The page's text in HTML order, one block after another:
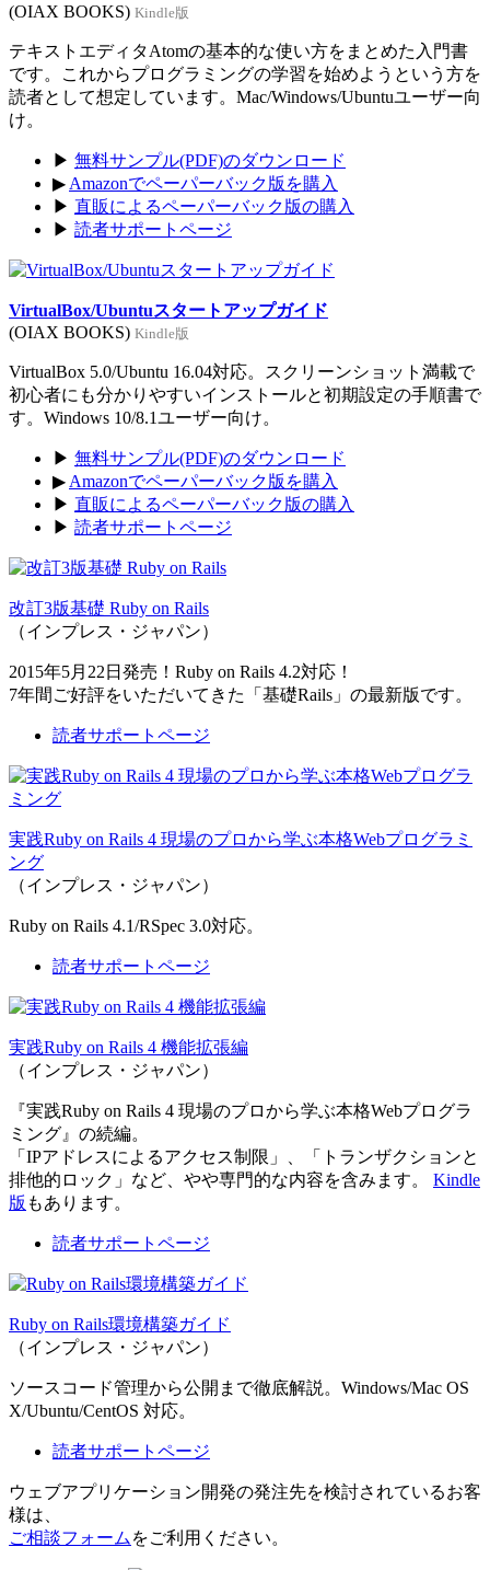
(OIAX BOOKS) Kindle版
テキストエディタAtomの基本的な使い方をまとめた入門書
です。これからプログラミングの学習を始めようという方を
読者として想定しています。Mac/Windows/Ubuntuユーザー向
け。
▶ 無料サンプル(PDF)のダウンロード
▶ Amazonでペーパーバック版を購入
▶ 直販によるペーパーバック版の購入
▶ 読者サポートページ
VirtualBox/Ubuntuスタートアップガイド
(OIAX BOOKS) Kindle版
VirtualBox 5.0/Ubuntu 16.04対応。スクリーンショット満載で
初心者にも分かりやすいインストールと初期設定の手順書で
す。Windows 10/8.1ユーザー向け。
▶ 無料サンプル(PDF)のダウンロード
▶ Amazonでペーパーバック版を購入
▶ 直販によるペーパーバック版の購入
▶ 読者サポートページ
改訂3版基礎 Ruby on Rails
（インプレス・ジャパン）
2015年5月22日発売！Ruby on Rails 4.2対応！
7年間ご好評をいただいてきた「基礎Rails」の最新版です。
読者サポートページ
実践Ruby on Rails 4 現場のプロから学ぶ本格Webプログラミ
ング
（インプレス・ジャパン）
Ruby on Rails 4.1/RSpec 3.0対応。
読者サポートページ
実践Ruby on Rails 4 機能拡張編
（インプレス・ジャパン）
『実践Ruby on Rails 4 現場のプロから学ぶ本格Webプログラ
ミング』の続編。
「IPアドレスによるアクセス制限」、「トランザクションと
排他的ロック」など、やや専門的な内容を含みます。 Kindle
版 もあります。
読者サポートページ
Ruby on Rails環境構築ガイド
（インプレス・ジャパン）
ソースコード管理から公開まで徹底解説。Windows/Mac OS
X/Ubuntu/CentOS 対応。
読者サポートページ
ウェブアプリケーション開発の発注先を検討されているお客
様は、
ご相談フォーム をご利用ください。